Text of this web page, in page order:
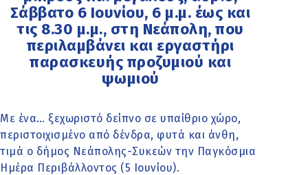
Σάββατο 6 Ιουνίου, 6 μ.μ. έως και
τις 8.30 μ.μ., στη Νεάπολη, που
περιλαμβάνει και εργαστήρι
παρασκευής προζυμιού και
ψωμιού
Με ένα… ξεχωριστό δείπνο σε υπαίθριο χώρο,
περιστοιχισμένο από δένδρα, φυτά και άνθη,
τιμά ο δήμος Νεάπολης-Συκεών την Παγκόσμια
Ημέρα Περιβάλλοντος (5 Ιουνίου).